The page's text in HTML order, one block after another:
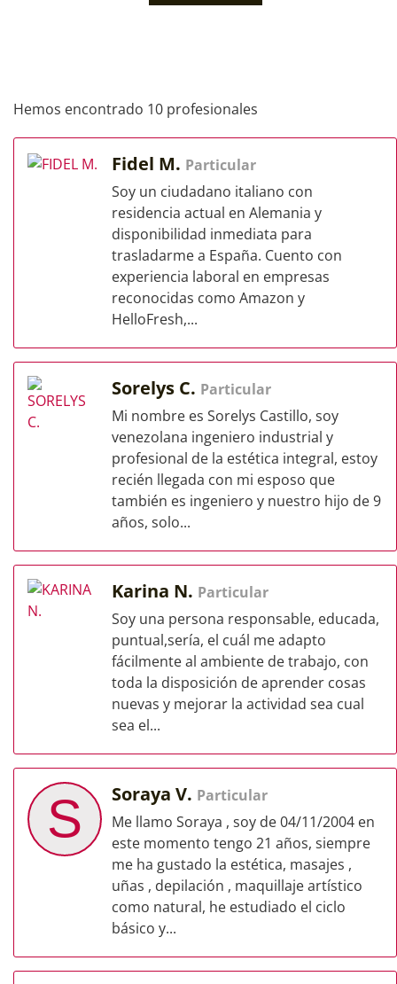
Hemos encontrado 10 profesionales
Fidel M. Particular
Soy un ciudadano italiano con
residencia actual en Alemania y
disponibilidad inmediata para
trasladarme a España. Cuento con
experiencia laboral en empresas
reconocidas como Amazon y
HelloFresh,...
Sorelys C. Particular
Mi nombre es Sorelys Castillo, soy
venezolana ingeniero industrial y
profesional de la estética integral, estoy
recién llegada con mi esposo que
también es ingeniero y nuestro hijo de 9
años, solo...
Karina N. Particular
Soy una persona responsable, educada,
puntual,sería, el cuál me adapto
fácilmente al ambiente de trabajo, con
toda la disposición de aprender cosas
nuevas y mejorar la actividad sea cual
sea el...
S Soraya V. Particular
Me llamo Soraya , soy de 04/11/2004 en
este momento tengo 21 años, siempre
me ha gustado la estética, masajes ,
uñas , depilación , maquillaje artístico
como natural, he estudiado el ciclo
básico y...